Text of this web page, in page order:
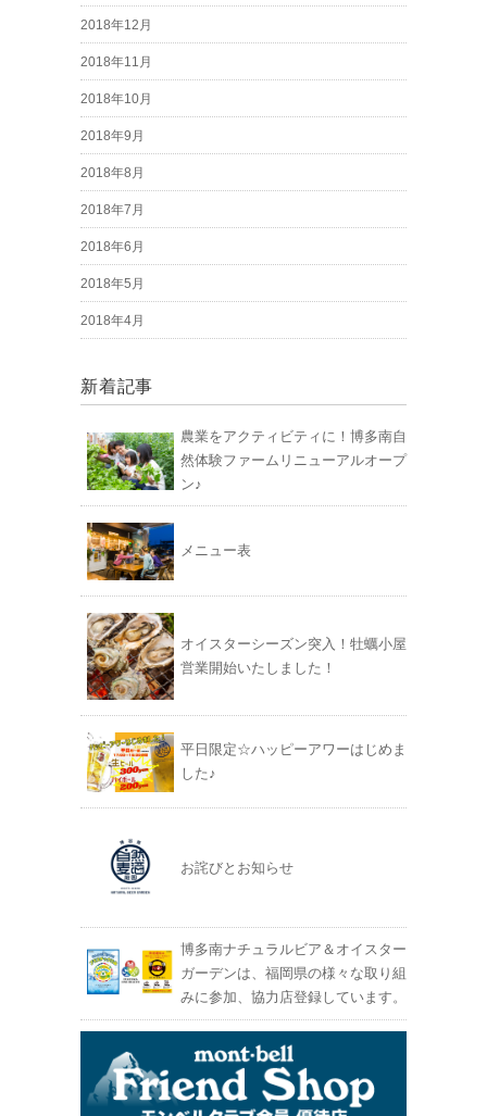
2018年12月
2018年11月
2018年10月
2018年9月
2018年8月
2018年7月
2018年6月
2018年5月
2018年4月
新着記事
農業をアクティビティに！博多南自
然体験ファームリニューアルオープ
ン♪
メニュー表
オイスターシーズン突入！牡蠣小屋
営業開始いたしました！
平日限定☆ハッピーアワーはじめま
した♪
お詫びとお知らせ
博多南ナチュラルビア＆オイスター
ガーデンは、福岡県の様々な取り組
みに参加、協力店登録しています。